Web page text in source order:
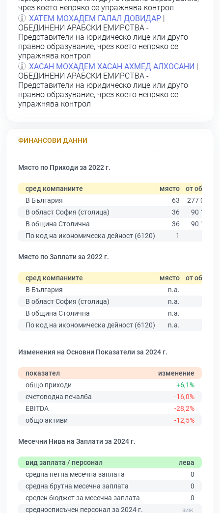
чрез което непряко се упражнява контрол
ХАТЕМ МОХАДЕМ ГАЛАЛ ДОВИДАР
ОБЕДИНЕНИ АРАБСКИ ЕМИРСТВА -
Представители на юридическо лице или друго
правно образувание, чрез което непряко се
упражнява контрол
ХАСАН МОХАДЕМ ХАСАН АХМЕД АЛХОСАНИ
ОБЕДИНЕНИ АРАБСКИ ЕМИРСТВА -
Представители на юридическо лице или друго
правно образувание, чрез което непряко се
упражнява контрол
ФИНАНСОВИ ДАННИ
Място по Приходи за 2022 г.
сред компаниите място от общо
В България
63
277 019
В област София (столица)
36
90 178
В община Столична
36
90 178
По код на икономическа дейност (6120)
1
Място по Заплати за 2022 г.
сред компаниите място от общо
В България
n.a.
В област София (столица)
n.a.
В община Столична
n.a.
По код на икономическа дейност (6120)
n.a.
Изменения на Основни Показатели за 2024 г.
показател
изменение
общо приходи
+6,1%
счетоводна печалба
-16,0%
EBITDA
-28,2%
общо активи
-12,5%
Месечни Нива на Заплати за 2024 г.
вид заплата / персонал
лева
средна нетна месечна заплата
0
средна брутна месечна заплата
0
среден бюджет за месечна заплата
0
средносписъчен персонал за 2024 г.